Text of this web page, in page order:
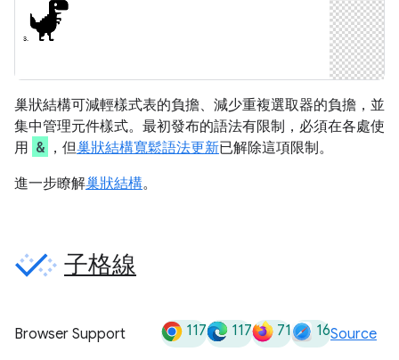
巢狀結構可減輕樣式表的負擔、減少重複選取器的負擔，並
集中管理元件樣式。最初發布的語法有限制，必須在各處使
用 & ，但巢狀結構寬鬆語法更新已解除這項限制。
進一步瞭解巢狀結構。
子格線
Browser Support 117 117 71 16Source